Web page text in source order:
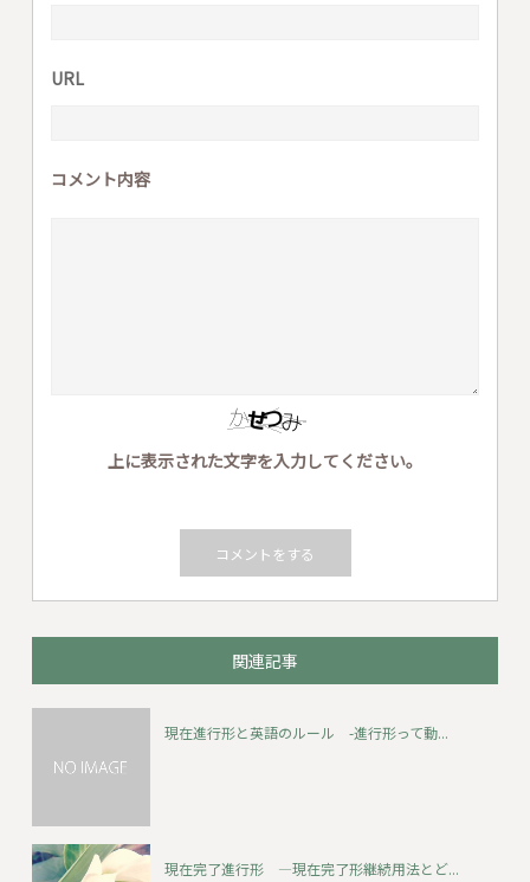
URL
コメント内容
上に表示された文字を入力してください。
関連記事
現在進行形と英語のルール -進行形って動...
現在完了進行形 ―現在完了形継続用法とど...